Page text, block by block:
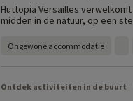
Huttopia Versailles
midden in de natuur, op een
Ongewone accommodatie
Ontdek activiteiten in de buurt